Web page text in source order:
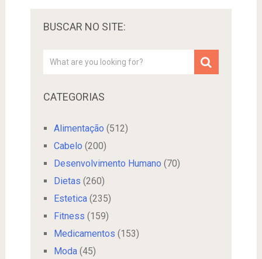
BUSCAR NO SITE:
CATEGORIAS
Alimentação (512)
Cabelo (200)
Desenvolvimento Humano (70)
Dietas (260)
Estetica(235)
Fitness (159)
Medicamentos (153)
Moda(45)